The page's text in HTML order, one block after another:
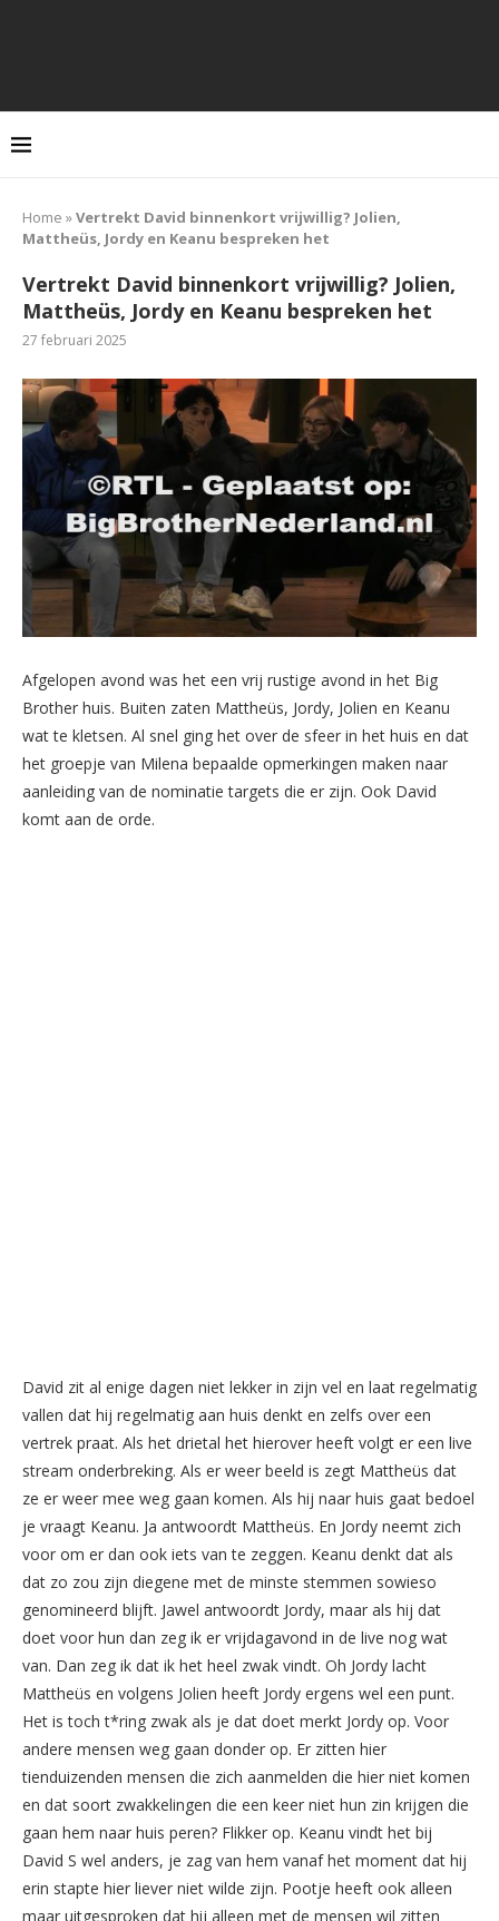
Home »Vertrekt David binnenkort vrijwillig? Jolien,
Mattheüs, Jordy en Keanu bespreken het
Vertrekt David binnenkort vrijwillig? Jolien,
Mattheüs, Jordy en Keanu bespreken het
27 februari 2025
Afgelopen avond was het een vrij rustige avond in het Big
Brother huis. Buiten zaten Mattheüs, Jordy, Jolien en Keanu
wat te kletsen. Al snel ging het over de sfeer in het huis en dat
het groepje van Milena bepaalde opmerkingen maken naar
aanleiding van de nominatie targets die er zijn. Ook David
komt aan de orde.
David zit al enige dagen niet lekker in zijn vel en laat regelmatig
vallen dat hij regelmatig aan huis denkt en zelfs over een
vertrek praat. Als het drietal het hierover heeft volgt er een live
stream onderbreking. Als er weer beeld is zegt Mattheüs dat
ze er weer mee weg gaan komen. Als hij naar huis gaat bedoel
je vraagt Keanu. Ja antwoordt Mattheüs. En Jordy neemt zich
voor om er dan ook iets van te zeggen. Keanu denkt dat als
dat zo zou zijn diegene met de minste stemmen sowieso
genomineerd blijft. Jawel antwoordt Jordy, maar als hij dat
doet voor hun dan zeg ik er vrijdagavond in de live nog wat
van. Dan zeg ik dat ik het heel zwak vindt. Oh Jordy lacht
Mattheüs en volgens Jolien heeft Jordy ergens wel een punt.
Het is toch t*ring zwak als je dat doet merkt Jordy op. Voor
andere mensen weg gaan donder op. Er zitten hier
tienduizenden mensen die zich aanmelden die hier niet komen
en dat soort zwakkelingen die een keer niet hun zin krijgen die
gaan hem naar huis peren? Flikker op. Keanu vindt het bij
David S wel anders, je zag van hem vanaf het moment dat hij
erin stapte hier liever niet wilde zijn. Pootje heeft ook alleen
maar uitgesproken dat hij alleen met de mensen wil zitten